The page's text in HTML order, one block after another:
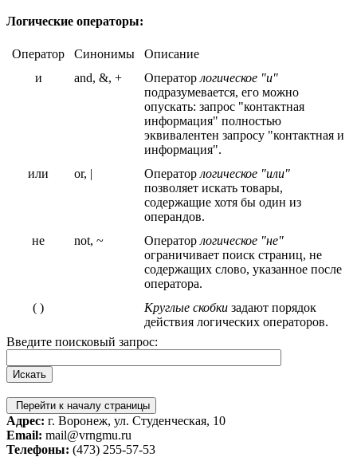
Логические операторы:
Оператор Синонимы
Описание
и
and, &, + Оператор логическое "и"
подразумевается, его можно
опускать: запрос "контактная
информация" полностью
эквивалентен запросу "контактная и
информация".
или
or, | Оператор логическое "или"
позволяет искать товары,
содержащие хотя бы один из
операндов.
не
not, ~ Оператор логическое "не"
ограничивает поиск страниц, не
содержащих слово, указанное после
оператора.
( )
Круглые скобки задают порядок
действия логических операторов.
Введите поисковый запрос:
Перейти к началу страницы
Адрес: г. Воронеж, ул. Студенческая, 10
Email: mail@vrngmu.ru
Телефоны: (473) 255-57-53